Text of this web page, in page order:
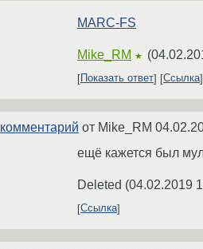
MARC-FS
Mike_RM ★ (
Показать ответ Ссылка
комментарий от Mike_RM
ещё кажется был
Deleted (04.02.2019
Ссылка